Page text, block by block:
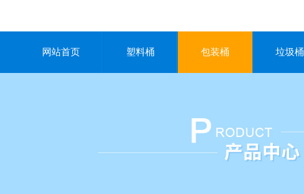
网站首页 塑料桶 包装桶 垃圾桶